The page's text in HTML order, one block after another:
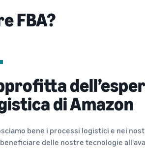
FBA?
di Amazon
bene i processi logistici e nei
delle nostre tecnologie